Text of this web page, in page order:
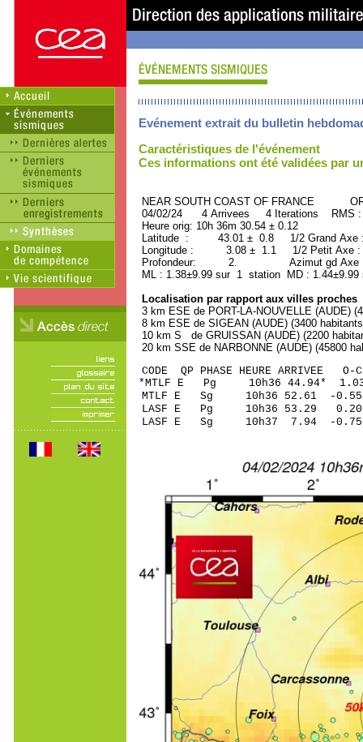
Evénement extrait du bulletin
Caractéristiques de l'événement
Ces informations ont été validées par
NEAR SOUTH COAST OF FRANCE
04/02/24 4 Arrivees 4 Iterations RMS
Heure orig: 10h 36m 30.54 ± 0.12
Latitude : 43.01 ± 0.8 1/2 Grand
Longitude : 3.08 ± 1.1 1/2 Petit Axe
Profondeur: 2. Azimut gd Axe :
ML : 1.38±9.99 sur 1 station MD :
Localisation par rapport aux villes proches
3 km ESE de PORT-LA-NOUVELLE (AUDE)
8 km ESE de SIGEAN (AUDE) (3400
10 km S de GRUISSAN (AUDE) (2200
20 km SSE de NARBONNE (AUDE) (45800
CODE QP PHASE HEURE
*MTLF E Pg 10h36
MTLF E Sg 10h36 52.61
LASF E Pg 10h36
LASF E Sg 10h37 7.94